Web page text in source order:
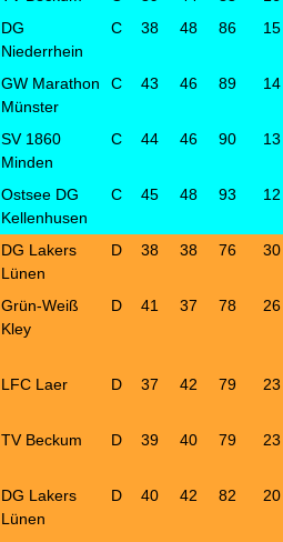
DG
Niederrhein
C 38 48 86 15
GW Marathon
Münster
C 43 46 89 14
SV 1860
Minden
C 44 46 90 13
Ostsee DG
Kellenhusen
C 45 48 93 12
DG Lakers
Lünen
D 38 38 76 30
Grün-Weiß
Kley
D 41 37 78 26
LFC Laer D 37 42 79 23
TV Beckum D 39 40 79 23
DG Lakers
Lünen
D 40 42 82 20